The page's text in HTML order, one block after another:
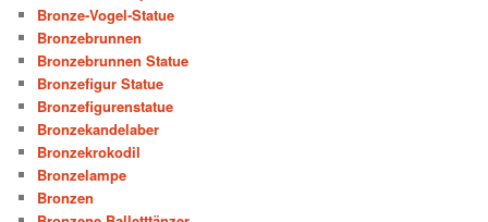
Bronze-Vogel-Statue
Bronzebrunnen
Bronzebrunnen Statue
Bronzefigur Statue
Bronzefigurenstatue
Bronzekandelaber
Bronzekrokodil
Bronzelampe
Bronzen